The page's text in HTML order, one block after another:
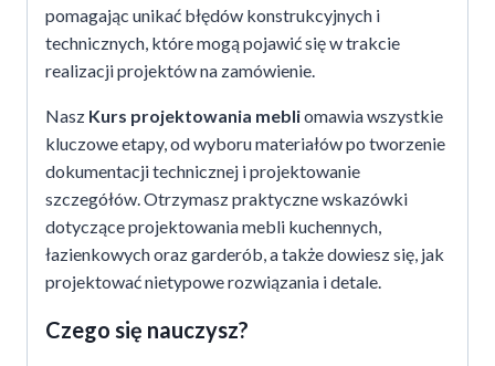
pomagając unikać błędów konstrukcyjnych i
technicznych, które mogą pojawić się w trakcie
realizacji projektów na zamówienie.
Nasz Kurs projektowania mebliomawia wszystkie
kluczowe etapy, od wyboru materiałów po tworzenie
dokumentacji technicznej i projektowanie
szczegółów. Otrzymasz praktyczne wskazówki
dotyczące projektowania mebli kuchennych,
łazienkowych oraz garderób, a także dowiesz się, jak
projektować nietypowe rozwiązania i detale.
Czego się nauczysz?